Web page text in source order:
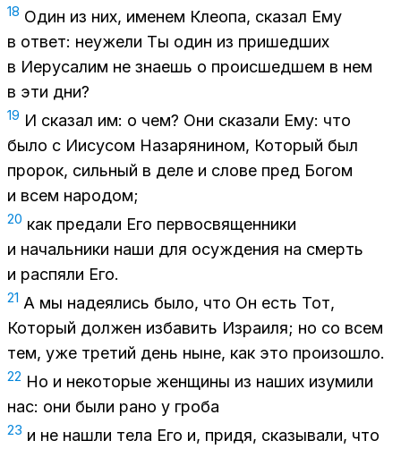
18 Один из них, име­нем Клео­па, ска­зал Ему
в от­вет: неуже­ли Ты один из при­шед­ших
в Иеру­са­лим не зна­ешь о про­ис­шед­шем в нем
в эти дни?
19 И ска­зал им: о чем? Они ска­за­ли Ему: что
было с Иису­сом На­за­ря­ни­ном, Ко­то­рый был
про­рок, силь­ный в деле и сло­ве пред Бо­гом
и всем на­ро­дом;
20 как пре­да­ли Его пер­во­свя­щен­ни­ки
и на­чаль­ни­ки наши для осуж­де­ния на смерть
и рас­пя­ли Его.
21 А мы на­де­я­лись было, что Он есть Тот,
Ко­то­рый дол­жен из­ба­вить Из­ра­и­ля; но со всем
тем, уже тре­тий день ныне, как это про­изо­шло.
22 Но и неко­то­рые жен­щи­ны из на­ших изу­ми­ли
нас: они были рано у гро­ба
23 и не на­шли тела Его и, при­дя, ска­зы­ва­ли, что